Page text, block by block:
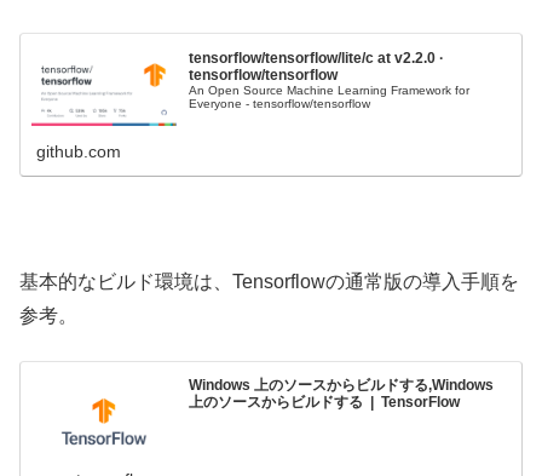
tensorflow/tensorflow/lite/c at v2.2.0 ·
tensorflow/tensorflow
An Open Source Machine Learning Framework for
Everyone - tensorflow/tensorflow
github.com
基本的なビルド環境は、Tensorflowの通常版の導入手順を
参考。
Windows 上のソースからビルドする,Windows
上のソースからビルドする | TensorFlow